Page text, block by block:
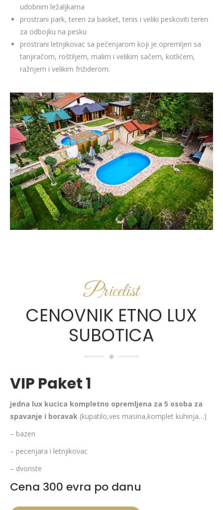
udobnim ležaljkama
prostrani park, teren za basket, tenis i veliki peskoviti teren
za odbojku na pesku
prostrani letnjikovac sa pečenjarom koji je opremljen sa
tanjiračom, roštiljem, malim i velikim sačem, kotlićem,
ražnjem i velikim frižiderom.
Pricelist
CENOVNIK ETNO LUX
SUBOTICA
VIP Paket 1
jedna lux kucica kompletno opremljena za 5 osoba za
spavanje i boravak (kupatilo,ves masina,komplet kuhinja…)
– bazen
– pecenjara i letnjikovac
– dvoriste
Cena 300 evra po danu